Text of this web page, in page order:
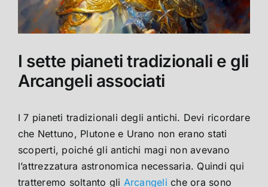
I sette pianeti tradizionali e gli
Arcangeli associati
I 7 pianeti tradizionali degli antichi. Devi ricordare
che Nettuno, Plutone e Urano non erano stati
scoperti, poiché gli antichi magi non avevano
l’attrezzatura astronomica necessaria. Quindi qui
tratteremo soltanto gli Arcangeli che ora sono